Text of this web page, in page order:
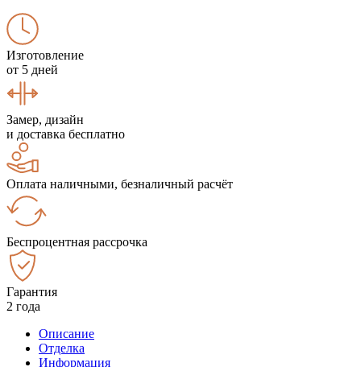
Изготовление
от 5 дней
Замер, дизайн
и доставка бесплатно
Оплата наличными, безналичный расчёт
Беспроцентная рассрочка
Гарантия
2 года
Описание
Отделка
Информация